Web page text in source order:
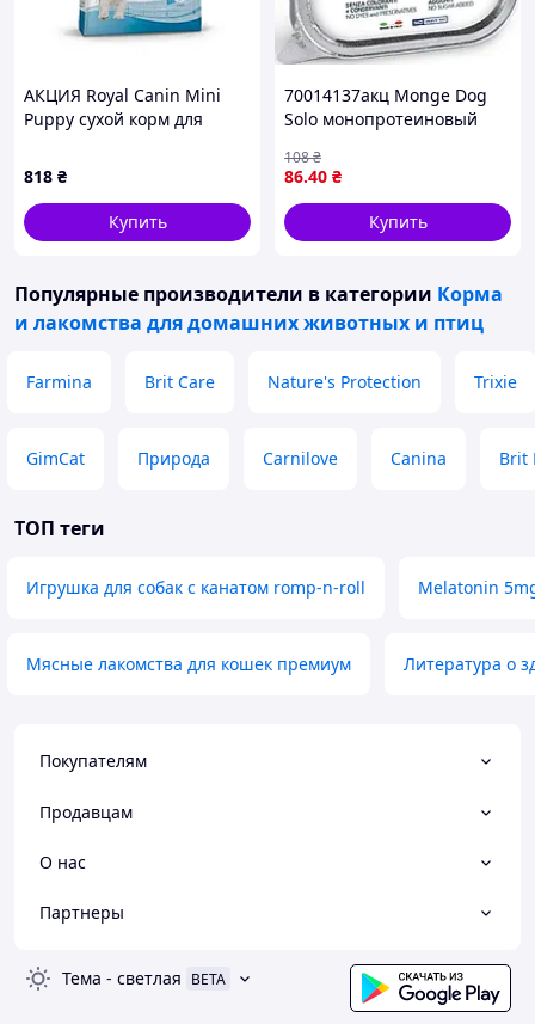
АКЦИЯ Royal Canin Mini
Puppy сухой корм для
+ 400 г
818 ₴
Купить
70014137акц Monge Dog
Solo монопротеиновый
гр
86.40 ₴
108₴
Купить
Популярные производители в категории Корма
и лакомства для домашних животных и птиц
Farmina Brit Care Nature's Protection Trixie
GimCat Природа Carnilove Canina Brit
ТОП теги
Игрушка для собак с канатом romp-n-roll Melatonin
Мясные лакомства для кошек премиум Литература о
Покупателям
Продавцам
О нас
Партнеры
Тема - светлая BETA